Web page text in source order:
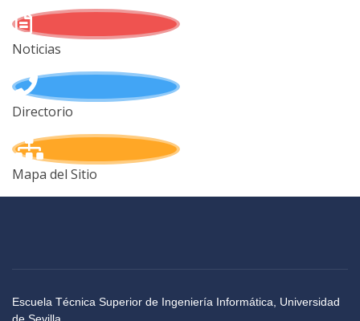
Noticias
Directorio
Mapa del Sitio
Escuela Técnica Superior de Ingeniería Informática, Universidad